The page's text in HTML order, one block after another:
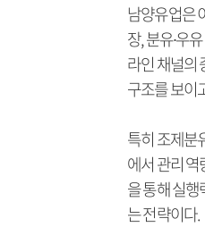
남양유업은
장, 분유∙우
라인 채널의
구조를 보이
특히 조제분
에서 관리
을 통해 실
는 전략이다.